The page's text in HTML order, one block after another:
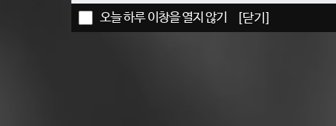
오늘 하루 이창을 열지 않기 [닫기]
오늘 하루 이창을 열지 않기 [닫기]
오늘 하루 이창을 열지 않기 [닫기]